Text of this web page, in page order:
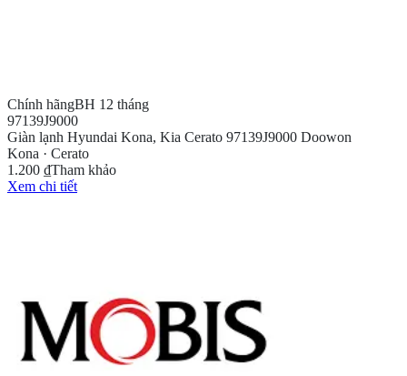
Chính hãngBH 12 tháng
97139J9000
Giàn lạnh Hyundai Kona, Kia Cerato 97139J9000 Doowon
Kona · Cerato
1.200 ₫Tham khảo
Xem chi tiết